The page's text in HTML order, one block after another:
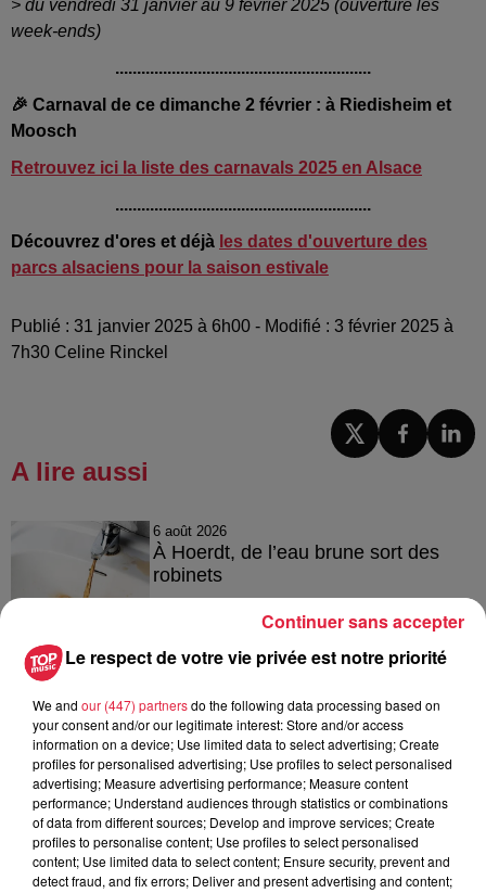
> du vendredi 31 janvier au 9 février 2025 (ouverture les
week-ends)
...........................................................
🎉 Carnaval de ce dimanche 2 février : à Riedisheim et
Moosch
Retrouvez ici la liste des carnavals 2025 en Alsace
...........................................................
Découvrez d'ores et déjà les dates d'ouverture des
parcs alsaciens pour la saison estivale
Publié : 31 janvier 2025 à 6h00 - Modifié : 3 février 2025 à
7h30 Celine Rinckel
A lire aussi
6 août 2026
À Hoerdt, de l’eau brune sort des
robinets
Tags antisémites à Strasbourg :
Catherine Trautmann réagit
6 août 2026
Au zoo de Mulhouse : rencontre
avec les flamants rouges
Le respect de votre vie privée est notre priorité
We and our (447) partnersdo the following data processing based on
your consent and/or our legitimate interest: Store and/or access
information on a device; Use limited data to select advertising; Create
profiles for personalised advertising; Use profiles to select personalised
advertising; Measure advertising performance; Measure content
performance; Understand audiences through statistics or combinations
of data from different sources; Develop and improve services; Create
profiles to personalise content; Use profiles to select personalised
content; Use limited data to select content; Ensure security, prevent and
detect fraud, and fix errors; Deliver and present advertising and content;
Continuer sans accepter